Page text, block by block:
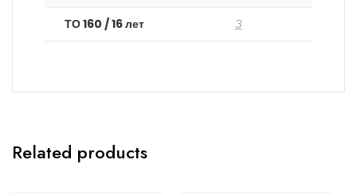
ТО 160 / 16 лет З
Related products